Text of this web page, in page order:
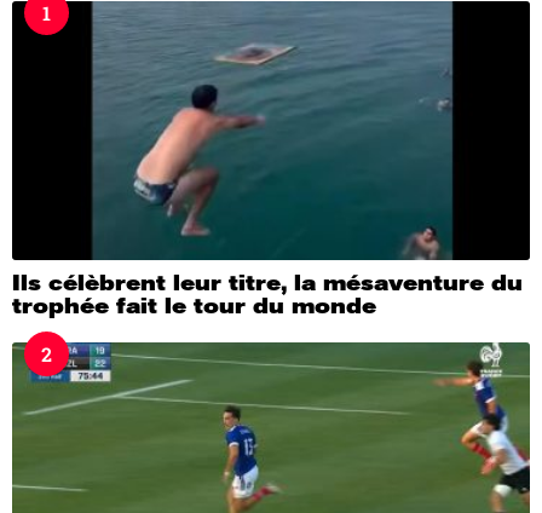
a
1
Ils célèbrent leur titre, la mésaventure du
trophée fait le tour du monde
2